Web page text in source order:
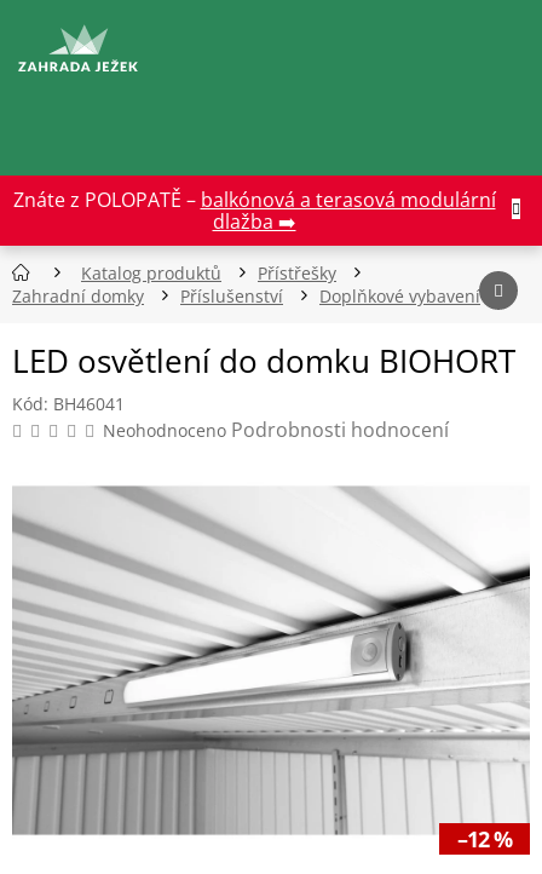
obsah
Znáte z POLOPATĚ – balkónová a terasová modulární
dlažba ➡️
Katalog produktů
Přístřešky
Zahradní domky
Příslušenství Doplňkové vybavení
LED osvětlení do domku BIOHORT
Kód: BH46041
Průměrné
hodnocení
0,0
z
hvězdiček.
Neohodnoceno Podrobnosti hodnocení
–12 %